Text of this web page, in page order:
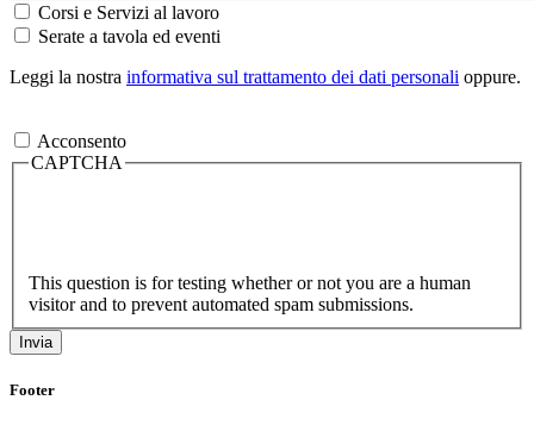
Corsi e Servizi al lavoro
Serate a tavola ed eventi
Leggi la nostra informativa sul trattamento dei dati personali oppure.
Acconsento
CAPTCHA
This question is for testing whether or not you are a human
visitor and to prevent automated spam submissions.
Footer